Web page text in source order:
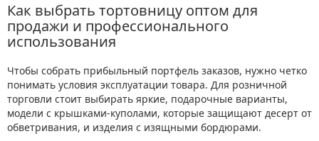
Как выбрать тортовницу оптом для
продажи и профессионального
использования
Чтобы собрать прибыльный портфель заказов, нужно четко
понимать условия эксплуатации товара. Для розничной
торговли стоит выбирать яркие, подарочные варианты,
модели с крышками-куполами, которые защищают десерт от
обветривания, и изделия с изящными бордюрами.